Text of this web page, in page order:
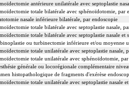
antérieure unilatérale avec septoplastie
totale bilatérale avec sphénoïdotomie, par
nasale inférieure bilatérale, par endoscopie
totale bilatérale avec septoplastie nasale,
totale bilatérale avec septoplastie nasale et
ou turbinectomie inférieure et/ou moyenne
totale unilatérale avec septoplastie nasale,
totale unilatérale avec sphénoïdotomie,
générale ou locorégionale complémentaire
histopathologique de fragments d'exérèse
totale unilatérale avec septoplastie nasale